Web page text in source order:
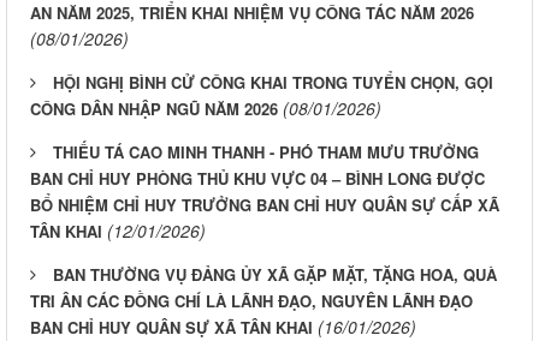
AN NĂM 2025, TRIỂN KHAI NHIỆM VỤ CÔNG TÁC NĂM 2026
(08/01/2026)
HỘI NGHỊ BÌNH CỬ CÔNG KHAI TRONG TUYỂN CHỌN, GỌI
CÔNG DÂN NHẬP NGŨ NĂM 2026 (08/01/2026)
THIẾU TÁ CAO MINH THANH - PHÓ THAM MƯU TRƯỞNG
BAN CHỈ HUY PHÒNG THỦ KHU VỰC 04 – BÌNH LONG ĐƯỢC
BỔ NHIỆM CHỈ HUY TRƯỞNG BAN CHỈ HUY QUÂN SỰ CẤP XÃ
TÂN KHAI (12/01/2026)
BAN THƯỜNG VỤ ĐẢNG ỦY XÃ GẶP MẶT, TẶNG HOA, QUÀ
TRI ÂN CÁC ĐỒNG CHÍ LÀ LÃNH ĐẠO, NGUYÊN LÃNH ĐẠO
BAN CHỈ HUY QUÂN SỰ XÃ TÂN KHAI (16/01/2026)